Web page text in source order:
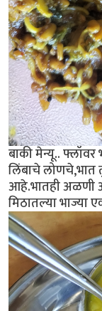
बाकी मेन्यू..
लिंबाचे लोणचे,भात
आहे.भातही अळणी
मिठातल्या भाज्या